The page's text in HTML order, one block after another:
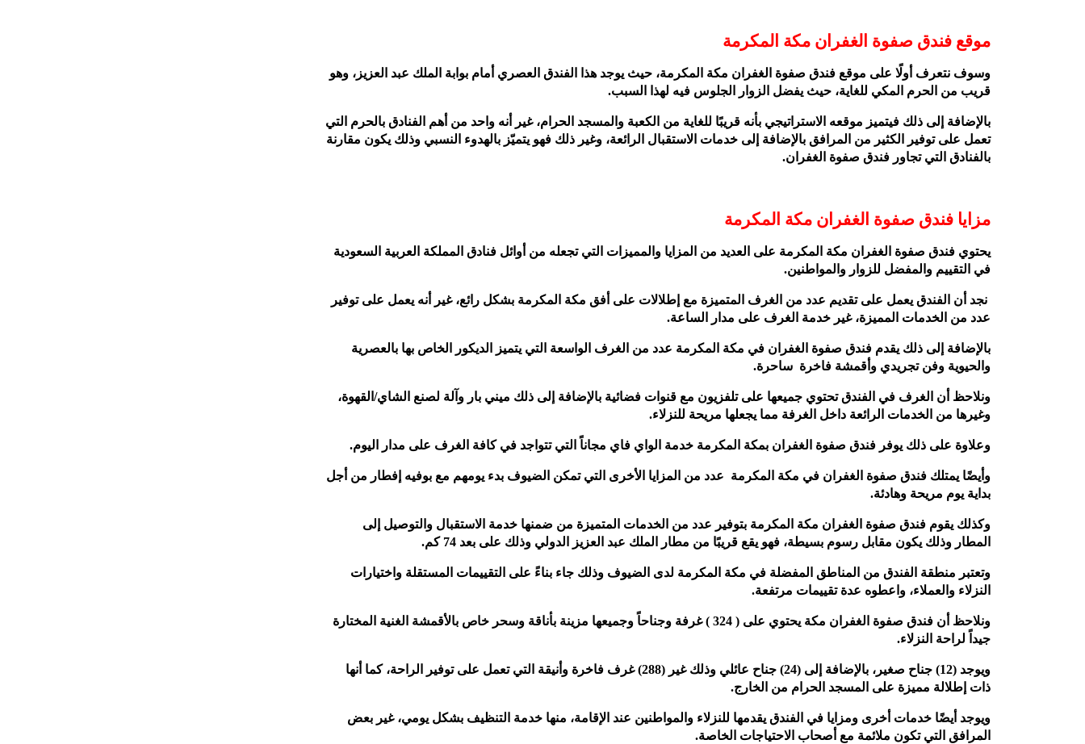
موقع فندق صفوة الغفران مكة المكرمة
وسوف نتعرف أولًا على موقع فندق صفوة الغفران مكة المكرمة، حيث يوجد هذا الفندق العصري أمام بوابة الملك عبد العزيز، وهو
قريب من الحرم المكي للغاية، حيث يفضل الزوار الجلوس فيه لهذا السبب.
بالإضافة إلى ذلك فيتميز موقعه الاستراتيجي بأنه قريبًا للغاية من الكعبة والمسجد الحرام، غير أنه واحد من أهم الفنادق بالحرم التي
تعمل على توفير الكثير من المرافق بالإضافة إلى خدمات الاستقبال الرائعة، وغير ذلك فهو يتميّز بالهدوء النسبي وذلك يكون مقارنة
بالفنادق التي تجاور فندق صفوة الغفران.
مزايا فندق صفوة الغفران مكة المكرمة
يحتوي فندق صفوة الغفران مكة المكرمة على العديد من المزايا والمميزات التي تجعله من أوائل فنادق المملكة العربية السعودية
في التقييم والمفضل للزوار والمواطنين.
نجد أن الفندق يعمل على تقديم عدد من الغرف المتميزة مع إطلالات على أفق مكة المكرمة بشكل رائع، غير أنه يعمل على توفير
عدد من الخدمات المميزة، غير خدمة الغرف على مدار الساعة.
بالإضافة إلى ذلك يقدم فندق صفوة الغفران في مكة المكرمة عدد من الغرف الواسعة التي يتميز الديكور الخاص بها بالعصرية
والحيوية وفن تجريدي وأقمشة فاخرة ساحرة.
ونلاحظ أن الغرف في الفندق تحتوي جميعها على تلفزيون مع قنوات فضائية بالإضافة إلى ذلك ميني بار وآلة لصنع الشاي/القهوة،
وغيرها من الخدمات الرائعة داخل الغرفة مما يجعلها مريحة للنزلاء.
وعلاوة على ذلك يوفر فندق صفوة الغفران بمكة المكرمة خدمة الواي فاي مجاناً التي تتواجد في كافة الغرف على مدار اليوم.
وأيضًا يمتلك فندق صفوة الغفران في مكة المكرمة عدد من المزايا الأخرى التي تمكن الضيوف بدء يومهم مع بوفيه إفطار من أجل
بداية يوم مريحة وهادئة.
وكذلك يقوم فندق صفوة الغفران مكة المكرمة بتوفير عدد من الخدمات المتميزة من ضمنها خدمة الاستقبال والتوصيل إلى
المطار وذلك يكون مقابل رسوم بسيطة، فهو يقع قريبًا من مطار الملك عبد العزيز الدولي وذلك على بعد 74 كم.
وتعتبر منطقة الفندق من المناطق المفضلة في مكة المكرمة لدى الضيوف وذلك جاء بناءً على التقييمات المستقلة واختيارات
النزلاء والعملاء، واعطوه عدة تقييمات مرتفعة.
ونلاحظ أن فندق صفوة الغفران مكة يحتوي على ( 324 ) غرفة وجناحاً وجميعها مزينة بأناقة وسحر خاص بالأقمشة الغنية المختارة
جيداً لراحة النزلاء.
ويوجد (12) جناح صغير، بالإضافة إلى (24) جناح عائلي وذلك غير (288) غرف فاخرة وأنيقة التي تعمل على توفير الراحة، كما أنها
ذات إطلالة مميزة على المسجد الحرام من الخارج.
ويوجد أيضًا خدمات أخرى ومزايا في الفندق يقدمها للنزلاء والمواطنين عند الإقامة، منها خدمة التنظيف بشكل يومي، غير بعض
المرافق التي تكون ملائمة مع أصحاب الاحتياجات الخاصة.